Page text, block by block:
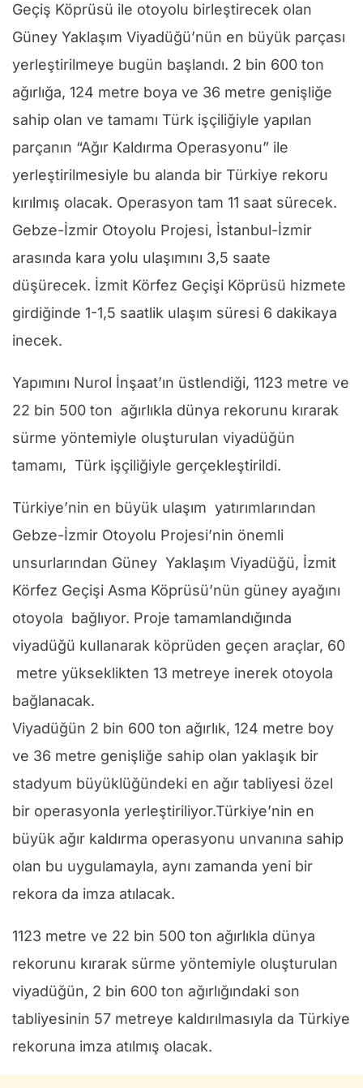
Geçiş Köprüsü ile otoyolu birleştirecek olan
Güney Yaklaşım Viyadüğü’nün en büyük parçası
yerleştirilmeye bugün başlandı. 2 bin 600 ton
ağırlığa, 124 metre boya ve 36 metre genişliğe
sahip olan ve tamamı Türk işçiliğiyle yapılan
parçanın “Ağır Kaldırma Operasyonu” ile
yerleştirilmesiyle bu alanda bir Türkiye rekoru
kırılmış olacak. Operasyon tam 11 saat sürecek.
Gebze-İzmir Otoyolu Projesi, İstanbul-İzmir
arasında kara yolu ulaşımını 3,5 saate
düşürecek. İzmit Körfez Geçişi Köprüsü hizmete
girdiğinde 1-1,5 saatlik ulaşım süresi 6 dakikaya
inecek.
Yapımını Nurol İnşaat’ın üstlendiği, 1123 metre ve
22 bin 500 ton ağırlıkla dünya rekorunu kırarak
sürme yöntemiyle oluşturulan viyadüğün
tamamı, Türk işçiliğiyle gerçekleştirildi.
Türkiye’nin en büyük ulaşım yatırımlarından
Gebze-İzmir Otoyolu Projesi’nin önemli
unsurlarından Güney Yaklaşım Viyadüğü, İzmit
Körfez Geçişi Asma Köprüsü’nün güney ayağını
otoyola bağlıyor. Proje tamamlandığında
viyadüğü kullanarak köprüden geçen araçlar, 60
metre yükseklikten 13 metreye inerek otoyola
bağlanacak.
Viyadüğün 2 bin 600 ton ağırlık, 124 metre boy
ve 36 metre genişliğe sahip olan yaklaşık bir
stadyum büyüklüğündeki en ağır tabliyesi özel
bir operasyonla yerleştiriliyor.Türkiye’nin en
büyük ağır kaldırma operasyonu unvanına sahip
olan bu uygulamayla, aynı zamanda yeni bir
rekora da imza atılacak.
1123 metre ve 22 bin 500 ton ağırlıkla dünya
rekorunu kırarak sürme yöntemiyle oluşturulan
viyadüğün, 2 bin 600 ton ağırlığındaki son
tabliyesinin 57 metreye kaldırılmasıyla da Türkiye
rekoruna imza atılmış olacak.